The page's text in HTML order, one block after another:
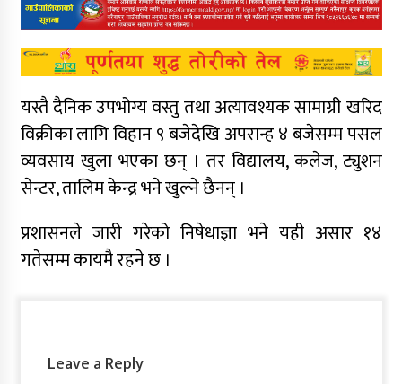
यस्तै दैनिक उपभोग्य वस्तु तथा अत्यावश्यक सामाग्री खरिद
विक्रीका लागि विहान ९ बजेदेखि अपरान्ह ४ बजेसम्म पसल
व्यवसाय खुला भएका छन् । तर विद्यालय, कलेज, ट्युशन
सेन्टर, तालिम केन्द्र भने खुल्ने छैनन् ।
प्रशासनले जारी गरेको निषेधाज्ञा भने यही असार १४
गतेसम्म कायमै रहने छ ।
Leave a Reply